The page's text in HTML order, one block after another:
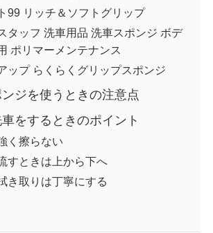
99 リッチ＆ソフトグリップ
タッフ 洗車用品 洗車スポンジ ボデ
ポリマーメンテナンス
ップ らくらくグリップスポンジ
ジを使うときの注意点
をするときのポイント
く擦らない
すときは上から下へ
き取りは丁寧にする